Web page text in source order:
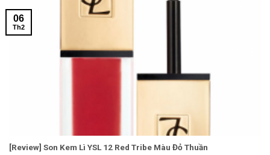
[Review] Son Kem Lì YSL 12 Red Tribe Màu Đỏ Thuần
06
Th2